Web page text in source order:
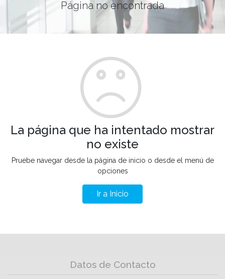
Página no encontrada
La página que ha intentado mostrar
no existe
Pruebe navegar desde la página de inicio o desde el menú de
opciones
Ir a Inicio
Datos de Contacto